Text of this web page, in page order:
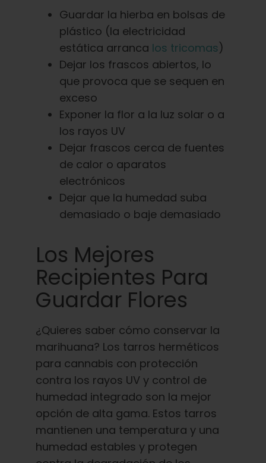
Guardar la hierba en bolsas de
plástico (la electricidad
estática arranca los tricomas)
Dejar los frascos abiertos, lo
que provoca que se sequen en
exceso
Exponer la flor a la luz solar o a
los rayos UV
Dejar frascos cerca de fuentes
de calor o aparatos
electrónicos
Dejar que la humedad suba
demasiado o baje demasiado
Los Mejores
Recipientes Para
Guardar Flores
¿Quieres saber cómo conservar la
marihuana? Los tarros herméticos
para cannabis con protección
contra los rayos UV y control de
humedad integrado son la mejor
opción de alta gama. Estos tarros
mantienen una temperatura y una
humedad estables y protegen